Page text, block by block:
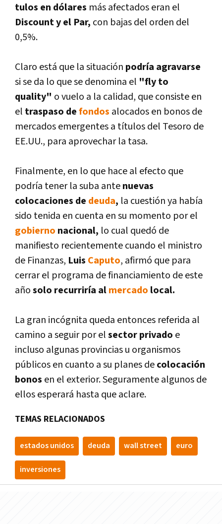
tulos en dólares más afectados eran el
Discount y el Par, con bajas del orden del
0,5%.
Claro está que la situación podrí­a agravarse
si se da lo que se denomina el "fly to
quality" o vuelo a la calidad, que consiste en
el traspaso defondos alocados en bonos de
mercados emergentes a tí­tulos del Tesoro de
EE.UU., para aprovechar la tasa.
Finalmente, en lo que hace al efecto que
podrí­a tener la suba antenuevas
colocaciones de deuda, la cuestión ya habí­a
sido tenida en cuenta en su momento por el
gobierno nacional, lo cual quedó de
manifiesto recientemente cuando el ministro
de Finanzas, Luis Caputo, afirmó que para
cerrar el programa de financiamiento de este
añosolo recurrirí­a almercado local.
La gran incógnita queda entonces referida al
camino a seguir por elsector privado e
incluso algunas provincias u organismos
públicos en cuanto a su planes decolocación
bonos en el exterior. Seguramente algunos de
ellos esperará hasta que aclare.
TEMAS RELACIONADOS
estados unidos deuda wall street euro
inversiones